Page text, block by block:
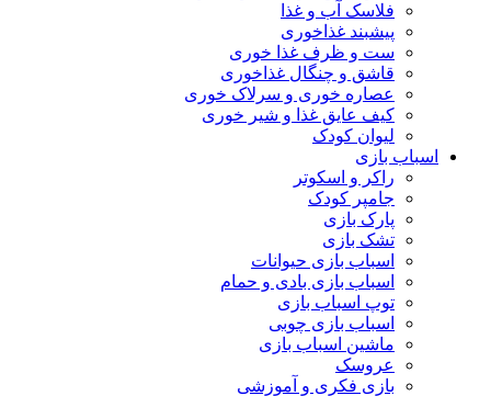
فلاسک آب و غذا
پیشبند غذاخوری
ست و ظرف غذا خوری
قاشق و چنگال غذاخوری
عصاره خوری و سرلاک خوری
کیف عایق غذا و شیر خوری
لیوان کودک
اسباب بازی
راکر و اسکوتر
جامپر کودک
پارک بازی
تشک بازی
اسباب بازی حیوانات
اسباب بازی بادی و حمام
توپ اسباب بازی
اسباب بازی چوبی
ماشین اسباب بازی
عروسک
بازی فکری و آموزشی